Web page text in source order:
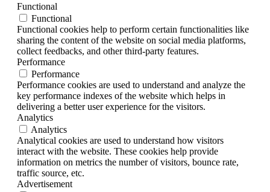
Functional
Functional
Functional cookies help to perform certain functionalities like
sharing the content of the website on social media platforms,
collect feedbacks, and other third-party features.
Performance
Performance
Performance cookies are used to understand and analyze the
key performance indexes of the website which helps in
delivering a better user experience for the visitors.
Analytics
Analytics
Analytical cookies are used to understand how visitors
interact with the website. These cookies help provide
information on metrics the number of visitors, bounce rate,
traffic source, etc.
Advertisement